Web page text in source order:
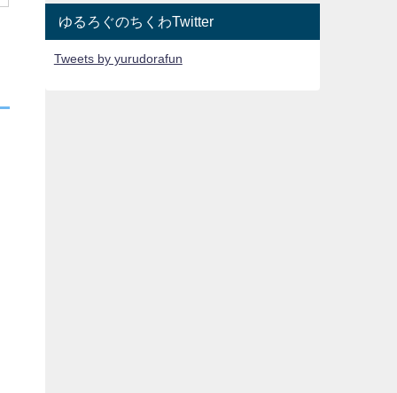
ゆるろぐのちくわTwitter
Tweets by yurudorafun